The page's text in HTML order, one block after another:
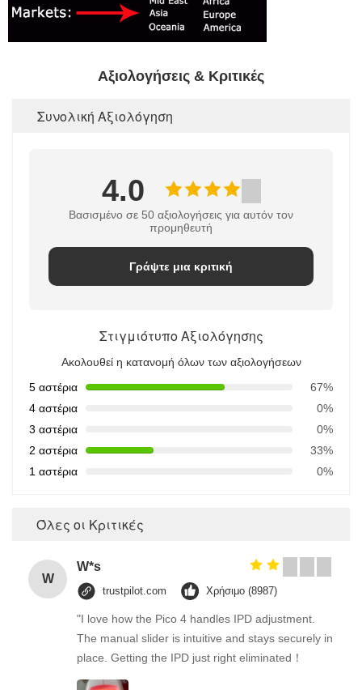
Αξιολογήσεις & Κριτικές
Συνολική Αξιολόγηση
4.0
Βασισμένο σε 50 αξιολογήσεις για αυτόν τον
προμηθευτή
Γράψτε μια κριτική
Στιγμιότυπο Αξιολόγησης
Ακολουθεί η κατανομή όλων των αξιολογήσεων
5 αστέρια
67%
4 αστέρια
0%
3 αστέρια
0%
2 αστέρια
33%
1 αστέρια
0%
Όλες οι Κριτικές
W
W*s
trustpilot.com Χρήσιμο (8987)
"I love how the Pico 4 handles IPD adjustment.
The manual slider is intuitive and stays securely in
place. Getting the IPD just right eliminated！